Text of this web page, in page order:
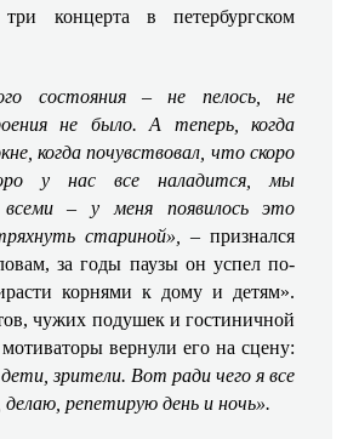
концерта в петербургском
состояния – не пелось, не
не было. А теперь, когда
когда почувствовал, что скоро
у нас все наладится, мы
– у меня появилось это
стариной»,
– признался
за годы паузы он успел по-
корнями к дому и детям».
чужих подушек и гостиничной
вернули его на сцену:
зрители. Вот ради чего я все
репетирую день и ночь».